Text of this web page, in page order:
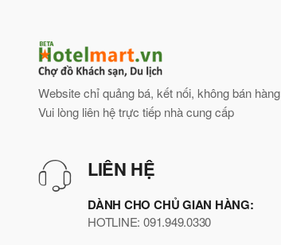
Website chỉ quảng bá, kết nối, không bán hàng
Vui lòng liên hệ trực tiếp nhà cung cấp
LIÊN HỆ
DÀNH CHO CHỦ GIAN HÀNG:
HOTLINE: 091.949.0330